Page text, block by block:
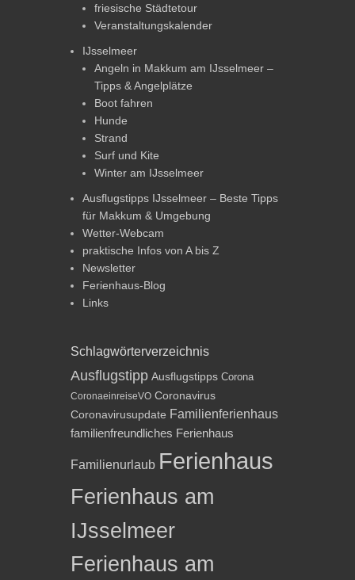
friesische Städtetour
Veranstaltungskalender
IJsselmeer
Angeln in Makkum am IJsselmeer –
Tipps & Angelplätze
Boot fahren
Hunde
Strand
Surf und Kite
Winter am IJsselmeer
Ausflugstipps IJsselmeer – Beste Tipps
für Makkum & Umgebung
Wetter-Webcam
praktische Infos von A bis Z
Newsletter
Ferienhaus-Blog
Links
Schlagwörterverzeichnis
Ausflugstipp Ausflugstipps Corona
CoronaeinreiseVO Coronavirus
Coronavirusupdate Familienferienhaus
familienfreundliches Ferienhaus
Familienurlaub Ferienhaus
Ferienhaus am
IJsselmeer
Ferienhaus am